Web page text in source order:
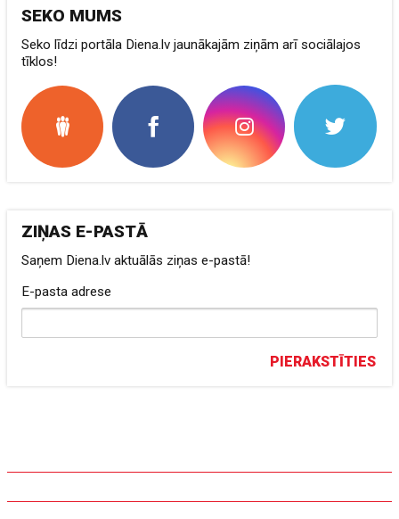
SEKO MUMS
Seko līdzi portāla Diena.lv jaunākajām ziņām arī sociālajos
tīklos!
ZIŅAS E-PASTĀ
Saņem Diena.lv aktuālās ziņas e-pastā!
E-pasta adrese
PIERAKSTĪTIES